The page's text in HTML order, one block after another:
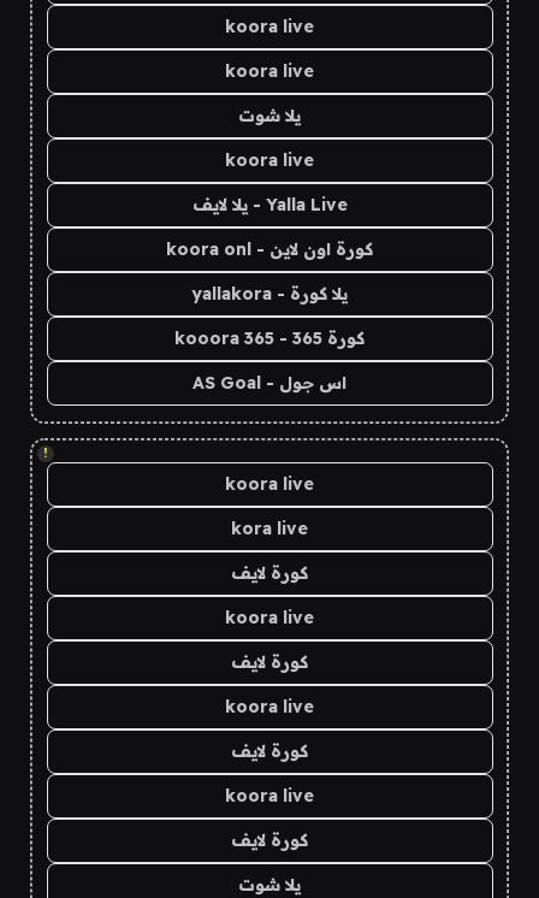
koora live
koora live
يلا شوت
koora live
Yalla Live - يلا لايف
كورة اون لاين - koora onl
يلا كورة - yallakora
كورة 365 - kooora 365
اس جول - AS Goal
!
koora live
kora live
كورة لايف
koora live
كورة لايف
koora live
كورة لايف
koora live
كورة لايف
يلا شوت